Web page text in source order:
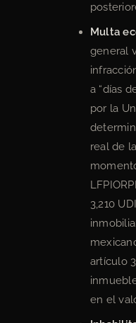
Multa
general
a “días
por la
real de
3,210
artículo
en el